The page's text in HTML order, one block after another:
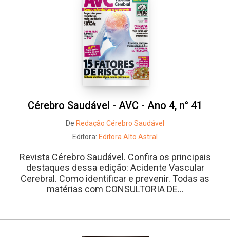
Cérebro Saudável - AVC - Ano 4, n° 41
De Redação Cérebro Saudável
Editora: Editora Alto Astral
Revista Cérebro Saudável. Confira os principais
destaques dessa edição: Acidente Vascular
Cerebral. Como identificar e prevenir. Todas as
matérias com CONSULTORIA DE...